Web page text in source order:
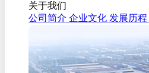
关于我们
公司简介 企业文化 发展历程